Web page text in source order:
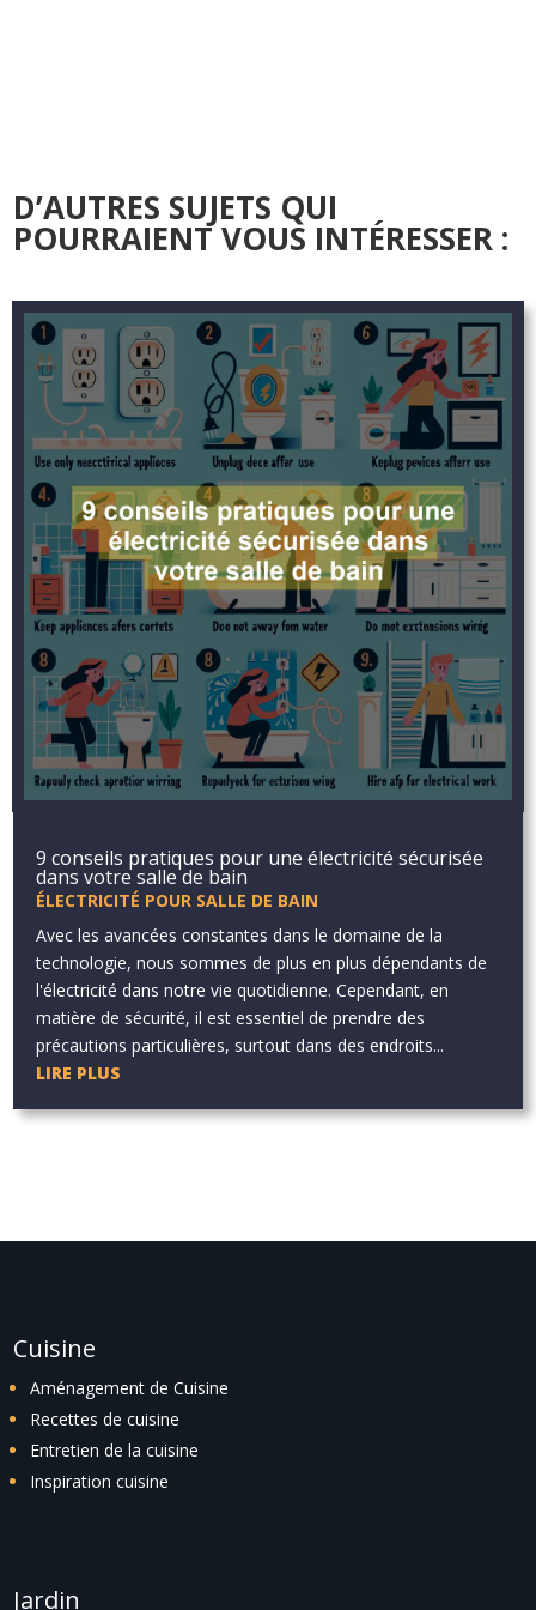
D’AUTRES SUJETS QUI
POURRAIENT VOUS INTÉRESSER :
9 conseils pratiques pour une électricité sécurisée
dans votre salle de bain
ÉLECTRICITÉ POUR SALLE DE BAIN
Avec les avancées constantes dans le domaine de la
technologie, nous sommes de plus en plus dépendants de
l'électricité dans notre vie quotidienne. Cependant, en
matière de sécurité, il est essentiel de prendre des
précautions particulières, surtout dans des endroits...
LIRE PLUS
Cuisine
Aménagement de Cuisine
Recettes de cuisine
Entretien de la cuisine
Inspiration cuisine
Jardin